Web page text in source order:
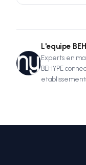
L'equipe
Experts en
BEHYPE